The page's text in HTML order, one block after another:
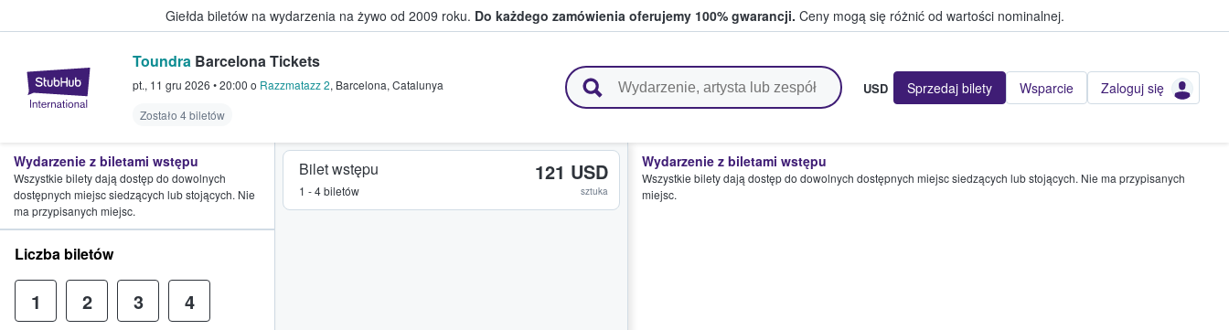
Giełda biletów na wydarzenia na żywo od 2009 roku. Do każdego zamówienia oferujemy 100% gwarancji. Ceny mogą się różnić od wartości nominalnej.
StubHub — miejsce, w którym fani i kibice kupują i sprzedają bilety
Toundra Barcelona Tickets
pt., 11 gru 2026 •20:00 o Razzmatazz 2, Barcelona, Catalunya
Zostało 4 biletów
USD Sprzedaj bilety Wsparcie Zaloguj się
Bilet wstępu
1 - 4 biletów
121 USD
sztuka
Wydarzenie z biletami wstępu
Wszystkie bilety dają dostęp do dowolnych dostępnych miejsc siedzących lub stojących. Nie ma przypisanych
miejsc.
Wydarzenie z biletami wstępu
Wszystkie bilety dają dostęp do dowolnych
dostępnych miejsc siedzących lub stojących. Nie
ma przypisanych miejsc.
Liczba biletów
1 2 3 4